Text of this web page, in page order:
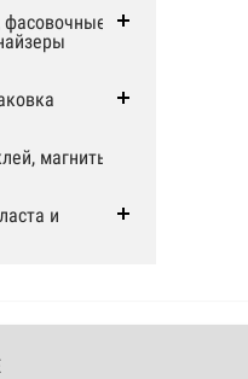
фасовочные
магниты
и